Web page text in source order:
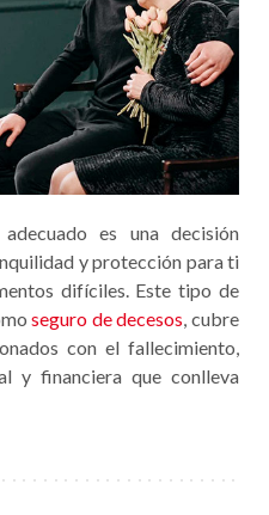
es una decisión
y protección para ti
difíciles. Este tipo de
seguro de decesos, cubre
con el fallecimiento,
y financiera que conlleva